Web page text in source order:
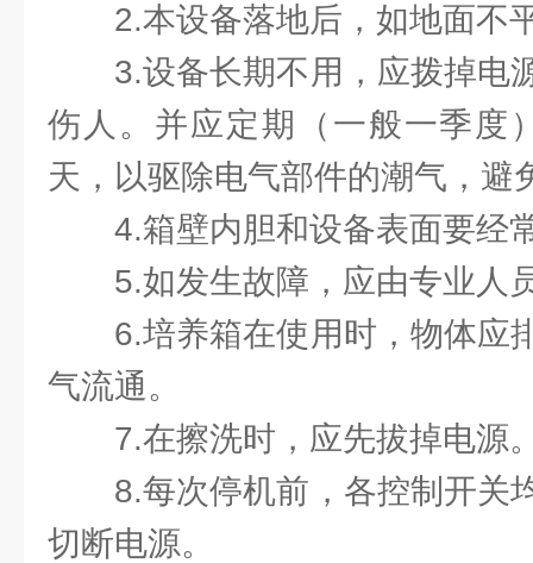
2.本设备落地后，如地面不
3.设备长期不用，应拨掉电
伤人。并应定期（一般一季度
天，以驱除电气部件的潮气，避
4.箱壁内胆和设备表面要经
5.如发生故障，应由专业人
6.培养箱在使用时，物体应
气流通。
7.在擦洗时，应先拔掉电源
8.每次停机前，各控制开关
切断电源。